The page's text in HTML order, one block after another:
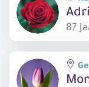
87